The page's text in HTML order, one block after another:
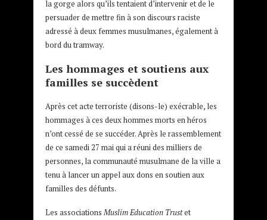
la gorge alors qu’ils tentaient d’intervenir et de le
persuader de mettre fin à son discours raciste
adressé à deux femmes musulmanes, également à
bord du tramway.
Les hommages et soutiens aux
familles se succèdent
Après cet acte terroriste (disons-le) exécrable, les
hommages à ces deux hommes morts en héros
n’ont cessé de se succéder. Après le rassemblement
de ce samedi 27 mai qui a réuni des milliers de
personnes, la communauté musulmane de la ville a
tenu à lancer un appel aux dons en soutien aux
familles des défunts.
Les associations Muslim Education Trustet